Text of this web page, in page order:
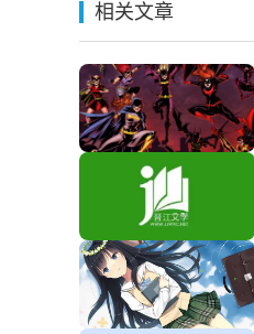
相关文章